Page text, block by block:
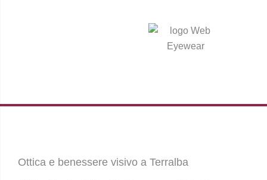
Ottica e benessere visivo a Terralba